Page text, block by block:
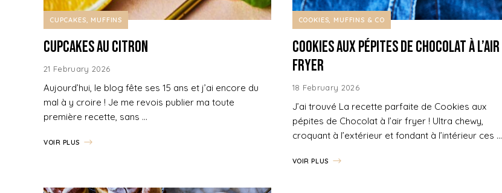
CUPCAKES, MUFFINS
Cupcakes au Citron
21 February 2026
Aujourd’hui, le blog fête ses 15 ans et j’ai encore du
mal à y croire ! Je me revois publier ma toute
première recette, sans …
VOIR PLUS
COOKIES, MUFFINS & CO
Cookies aux pépites de Chocolat à l’air
fryer
18 February 2026
J’ai trouvé La recette parfaite de Cookies aux
pépites de Chocolat à l’air fryer ! Ultra chewy,
croquant à l’extérieur et fondant à l’intérieur ces …
VOIR PLUS